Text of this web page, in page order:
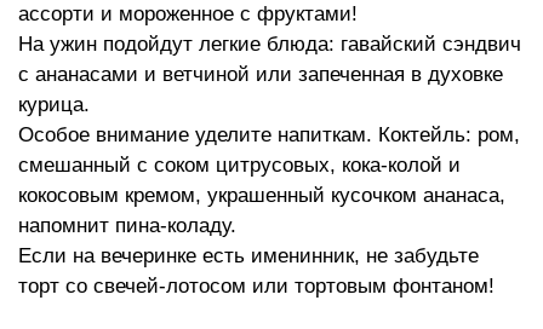
ассорти и мороженное с фруктами!
На ужин подойдут легкие блюда: гавайский сэндвич
с ананасами и ветчиной или запеченная в духовке
курица.
Особое внимание уделите напиткам. Коктейль: ром,
смешанный с соком цитрусовых, кока-колой и
кокосовым кремом, украшенный кусочком ананаса,
напомнит пина-коладу.
Если на вечеринке есть именинник, не забудьте
торт со свечей-лотосом или тортовым фонтаном!